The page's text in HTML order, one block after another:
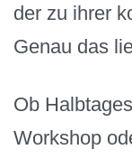
der zu ihrer
Genau das
Ob
Workshop